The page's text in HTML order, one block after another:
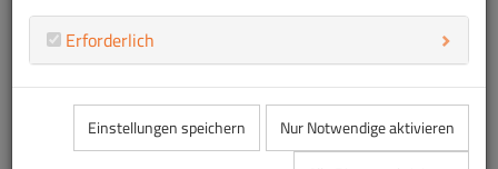
CYC-Jugend war wieder viel unterwegs und dabei weiterhin
sehr erfolgreich!
Doppelsieg für den Chiemsee Yacht
Club bei der Bayerischen
Erforderlich
Einstellungen speichern
Nur Notwendige aktivieren